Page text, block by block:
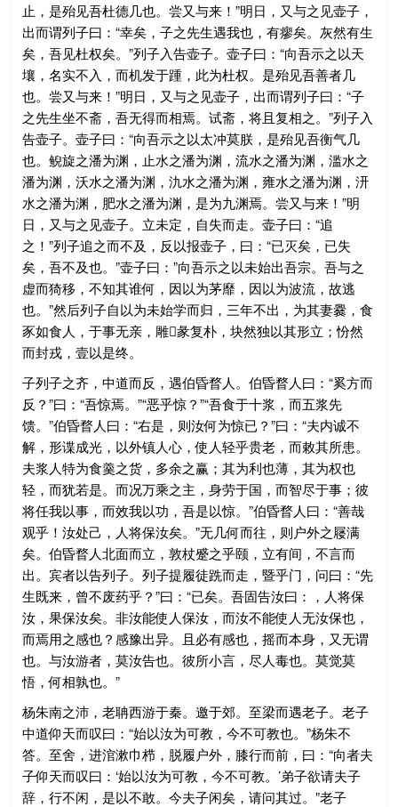
止，是殆见吾杜德几也。尝又与来！”明日，又与之见壶子，
出而谓列子曰：“幸矣，子之先生遇我也，有瘳矣。灰然有生
矣，吾见杜权矣。”列子入告壶子。壶子曰：“向吾示之以天
壤，名实不入，而机发于踵，此为杜权。是殆见吾善者几
也。尝又与来！”明日，又与之见壶子，出而谓列子曰：“子
之先生坐不斋，吾无得而相焉。试斋，将且复相之。”列子入
告壶子。壶子曰：“向吾示之以太冲莫朕，是殆见吾衡气几
也。鲵旋之潘为渊，止水之潘为渊，流水之潘为渊，滥水之
潘为渊，沃水之潘为渊，氿水之潘为渊，雍水之潘为渊，汧
水之潘为渊，肥水之潘为渊，是为九渊焉。尝又与来！”明
日，又与之见壶子。立未定，自失而走。壶子曰：“追
之！”列子追之而不及，反以报壶子，曰：“已灭矣，已失
矣，吾不及也。”壶子曰：”向吾示之以未始出吾宗。吾与之
虚而猗移，不知其谁何，因以为茅靡，因以为波流，故逃
也。”然后列子自以为未始学而归，三年不出，为其妻爨，食
豕如食人，于事无亲，雕彖复朴，块然独以其形立；㤋然
而封戎，壹以是终。
子列子之齐，中道而反，遇伯昏瞀人。伯昏瞀人曰：“奚方而
反？”曰：“吾惊焉。”“恶乎惊？”“吾食于十浆，而五浆先
馈。”伯昏瞀人曰：“右是，则汝何为惊已？”曰：“夫内诚不
解，形谍成光，以外镇人心，使人轻乎贵老，而敕其所患。
夫浆人特为食羹之货，多余之赢；其为利也薄，其为权也
轻，而犹若是。而况万乘之主，身劳于国，而智尽于事；彼
将任我以事，而效我以功，吾是以惊。”伯昏瞀人曰：“善哉
观乎！汝处己，人将保汝矣。”无几何而往，则户外之屦满
矣。伯昏瞀人北面而立，敦杖蹙之乎颐，立有间，不言而
出。宾者以告列子。列子提履徒跣而走，暨乎门，问曰：“先
生既来，曾不废药乎？”曰：“已矣。吾固告汝曰：，人将保
汝，果保汝矣。非汝能使人保汝，而汝不能使人无汝保也，
而焉用之感也？感豫出异。且必有感也，摇而本身，又无谓
也。与汝游者，莫汝告也。彼所小言，尽人毒也。莫觉莫
悟，何相孰也。”
杨朱南之沛，老聃西游于秦。邀于郊。至梁而遇老子。老子
中道仰天而叹曰：“始以汝为可教，今不可教也。”杨朱不
答。至舍，进涫漱巾栉，脱履户外，膝行而前，曰：“向者夫
子仰天而叹曰：‘始以汝为可教，今不可教。’弟子欲请夫子
辞，行不闲，是以不敢。今夫子闲矣，请问其过。”老子